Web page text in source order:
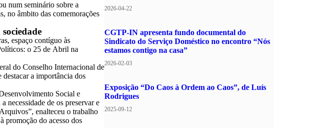
num seminário sobre a
no âmbito das comemorações
espaço contíguo às
o 25 de Abril na
do Conselho Internacional de
a importância dos
Social e
necessidade de os preservar e
enalteceu o trabalho
promoção do acesso dos
2026-04-22
CGTP-IN apresenta fundo documental do
Sindicato do Serviço Doméstico no encontro “Nós
estamos contigo na casa”
2026-02-03
Exposição “Do Caos à Ordem ao Caos”, de Luís
Rodrigues
2025-09-12